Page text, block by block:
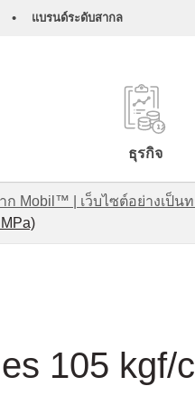
• แบรนด์ระดับสากล
ธุรกิจ
| เว็บไซต์อย่างเป็นท
105 kgf/